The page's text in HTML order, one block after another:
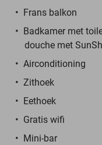
Frans balkon
Badkamer met
douche met
Airconditioning
Zithoek
Eethoek
Gratis wifi
Mini-bar